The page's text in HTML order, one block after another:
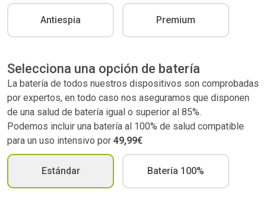
Antiespia Premium
Selecciona una opción de batería
La batería de todos nuestros dispositivos son comprobadas
por expertos, en todo caso nos aseguramos que disponen
de una salud de batería igual o superior al 85%.
Podemos incluir una batería al 100% de salud compatible
para un uso intensivo por 49,99€
Estándar Batería 100%